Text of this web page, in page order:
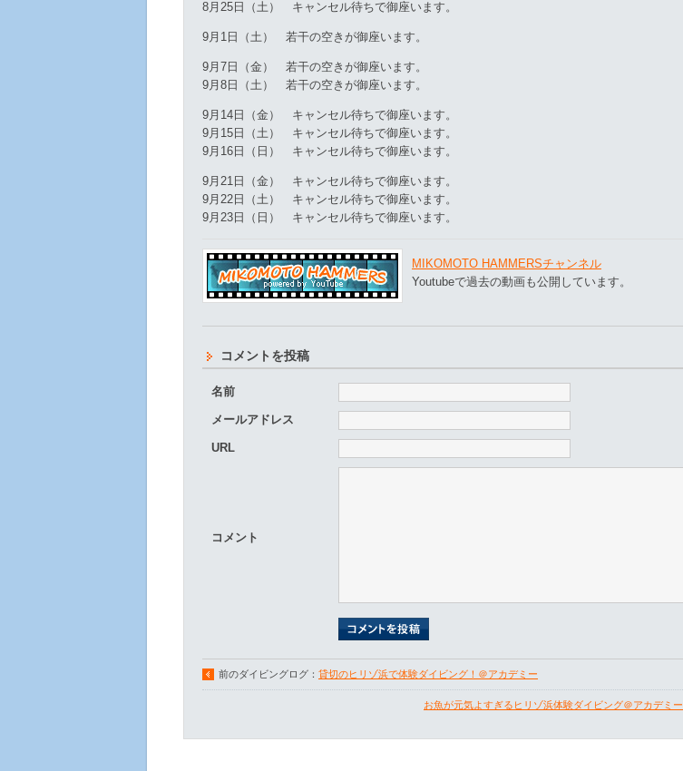
8月25日（土） キャンセル待ちで御座います。
9月1日（土） 若干の空きが御座います。
9月7日（金） 若干の空きが御座います。
9月8日（土） 若干の空きが御座います。
9月14日（金） キャンセル待ちで御座います。
9月15日（土） キャンセル待ちで御座います。
9月16日（日） キャンセル待ちで御座います。
9月21日（金） キャンセル待ちで御座います。
9月22日（土） キャンセル待ちで御座います。
9月23日（日） キャンセル待ちで御座います。
MIKOMOTO HAMMERSチャンネル
Youtubeで過去の動画も公開しています。
コメントを投稿
名前
メールアドレス
URL
コメント
前のダイビングログ： 貸切のヒリゾ浜で体験ダイビング！＠アカデミー
お魚が元気よすぎるヒリゾ浜体験ダイビング＠アカデミー